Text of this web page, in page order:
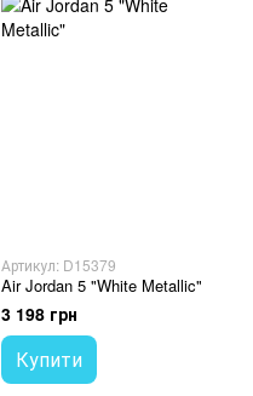
Артикул: D15379
Air Jordan 5 "White Metallic"
3 198 грн
Купити